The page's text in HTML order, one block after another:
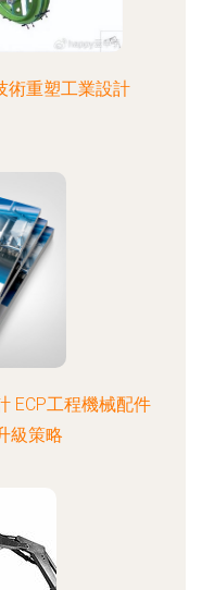
術重塑工業設計
ECP工程機械配件
級策略